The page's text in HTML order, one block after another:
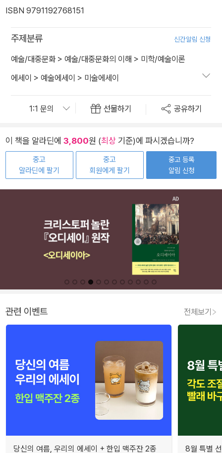
ISBN 9791192768151
주제분류 신간알림 신청
예술/대중문화> 예술/대중문화의 이해 > 미학/예술이론
에세이 > 예술에세이 > 미술에세이
선물하기 공유하기
이 책을 알라딘에 3,800원 (최상 기준)에 파시겠습니까?
중고
알라딘에 팔기
중고
회원에게 팔기
중고 등록
알림 신청
관련 이벤트 전체보기
당신의 여름, 우리의 에세이 + 한입 맥주잔 2종 8월 특별